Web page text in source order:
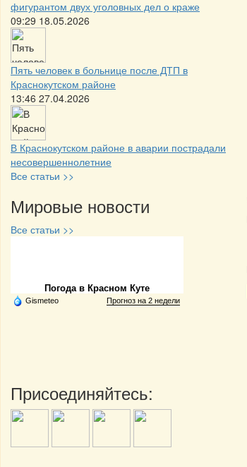
фигурантом двух уголовных дел о краже
09:29 18.05.2026
Пять человек в больнице после ДТП в
Краснокутском районе
13:46 27.04.2026
В Краснокутском районе в аварии пострадали
несовершеннолетние
Все статьи >>
Мировые новости
Все статьи >>
Погода в Красном Куте
Gismeteo Прогноз на 2 недели
Присоединяйтесь: